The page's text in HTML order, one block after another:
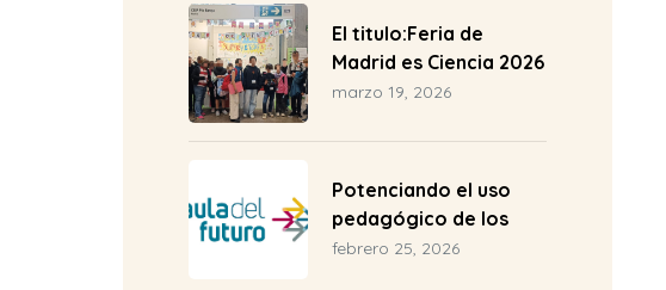
El titulo:Feria de
Madrid es Ciencia 2026
marzo 19, 2026
Potenciando el uso
pedagógico de los
espacios en el Aula del
febrero 25, 2026